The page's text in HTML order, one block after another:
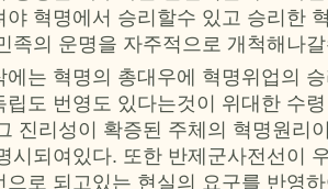
야 혁명에서 승리할수 있고 승리한
족의 운명을 자주적으로 개척해나
에는 혁명의 총대우에 혁명위업의
립도 번영도 있다는것이 위대한 수
진리성이 확증된 주체의 혁명원리
시되여있다. 또한 반제군사전선이
으로 되고있는 현실의 요구를 반영